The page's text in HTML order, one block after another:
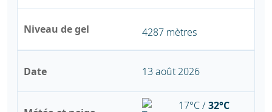
Niveau de gel 4287 mètres
Date 13 août 2026
17°C /32°C